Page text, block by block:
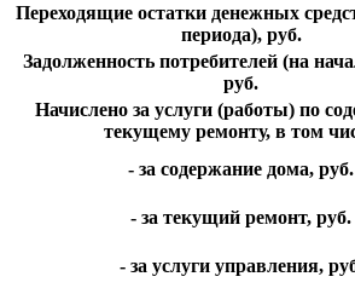
Переходящие остатки денежных
периода), руб.
Задолженность потребителей (на
руб.
Начислено за услуги (работы) по
текущему ремонту, в том
- за содержание дома, руб.
- за текущий ремонт, руб.
- за услуги управления,